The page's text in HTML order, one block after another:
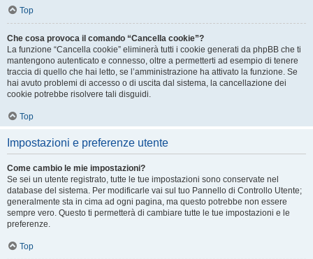
Top
Che cosa provoca il comando “Cancella cookie”?
La funzione “Cancella cookie” eliminerà tutti i cookie generati da phpBB che ti
mantengono autenticato e connesso, oltre a permetterti ad esempio di tenere
traccia di quello che hai letto, se l’amministrazione ha attivato la funzione. Se
hai avuto problemi di accesso o di uscita dal sistema, la cancellazione dei
cookie potrebbe risolvere tali disguidi.
Top
Impostazioni e preferenze utente
Come cambio le mie impostazioni?
Se sei un utente registrato, tutte le tue impostazioni sono conservate nel
database del sistema. Per modificarle vai sul tuo Pannello di Controllo Utente;
generalmente sta in cima ad ogni pagina, ma questo potrebbe non essere
sempre vero. Questo ti permetterà di cambiare tutte le tue impostazioni e le
preferenze.
Top